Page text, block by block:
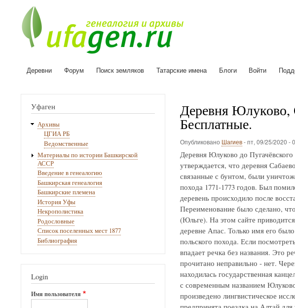
Основная
Деревни Форум Поиск земляков Татарские имена Блоги Войти
Деревня Юлуково,
Бесплатные.
Опубликовано Шагиев-пт, 09/25/2020 -
Деревня Юлуково до
утверждается, что деревня
связанные с бунтом, были
похода 1771-1773 годов. Был
деревень происходило после
Переименование было сделано,
(Юльге). На этом сайте
деревне Апас. Только имя его
польского похода. Если
впадает речка без названия. Это
прочитано неправильно - нет.
находилась государственная
с современным названием
произведено лингвистическое
Уфаген
Архивы
ЦГИА РБ
Ведомственные
Материалы по истории Башкирской
АССР
Введение в генеалогию
Башкирская генеалогия
Башкирские племена
История Уфы
Некрополистика
Родословные
Список поселенных мест 1877
Библиография
Login
Имя пользователя